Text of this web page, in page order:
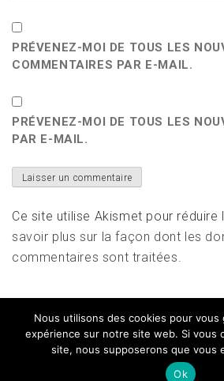
PRÉVENEZ-MOI DE TOUS LES
COMMENTAIRES PAR E-MAIL.
PRÉVENEZ-MOI DE TOUS LES
PAR E-MAIL.
Ce site utilise Akismet pour réduire
savoir plus sur la façon dont les
commentaires sont traitées.
Copyright All right reserved|
Themeinwp
Nous utilisons des cookies pour vous
expérience sur notre site web. Si vous
site, nous supposerons que vous
Ok